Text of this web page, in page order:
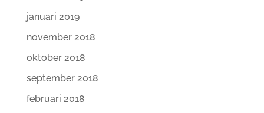
januari 2019
november 2018
oktober 2018
september 2018
februari 2018